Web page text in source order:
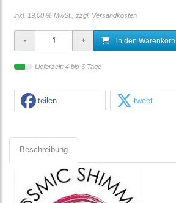
inkl. 19,00 % MwSt., zzgl. Versandkosten
in den Warenkorb
Lieferzeit: 4 bis 6 Tage
teilen tweet
Beschreibung